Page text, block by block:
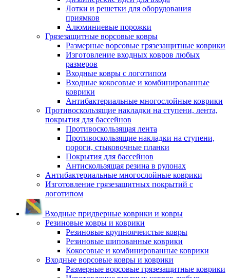
Лотки и решетки для оборудования
приямков
Алюминиевые порожки
Грязезащитные ворсовые ковры
Размерные ворсовые грязезащитные коврики
Изготовление входных ковров любых
размеров
Входные ковры с логотипом
Входные кокосовые и комбинированные
коврики
Антибактериальные многослойные коврики
Противоскользящие накладки на ступени, лента,
покрытия для бассейнов
Противоскользящая лента
Противоскользящие накладки на ступени,
пороги, стыковочные планки
Покрытия для бассейнов
Антискользящая резина в рулонах
Антибактериальные многослойные коврики
Изготовление грязезащитных покрытий с
логотипом
Входные придверные коврики и ковры
Резиновые ковры и коврики
Резиновые крупноячеистые ковры
Резиновые шипованные коврики
Кокосовые и комбинированные коврики
Входные ворсовые ковры и коврики
Размерные ворсовые грязезащитные коврики